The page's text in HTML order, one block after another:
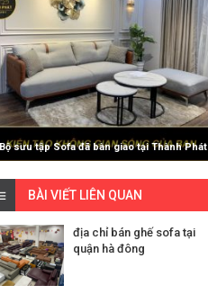
Bộ sưu tập Sofa đã bàn giao tại Thành Phát
BÀI VIẾT LIÊN QUAN
địa chỉ bán ghế sofa tại
quận hà đông